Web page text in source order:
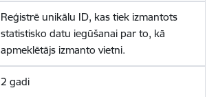
Reģistrē unikālu ID, kas tiek izmantots
statistisko datu iegūšanai par to, kā
apmeklētājs izmanto vietni.
2 gadi